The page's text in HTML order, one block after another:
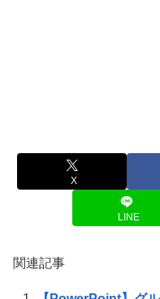
X
LINE
関連記事